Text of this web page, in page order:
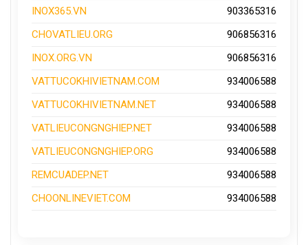
INOX365.VN
903365316
CHOVATLIEU.ORG
906856316
INOX.ORG.VN
906856316
VATTUCOKHIVIETNAM.COM
934006588
VATTUCOKHIVIETNAM.NET
934006588
VATLIEUCONGNGHIEP.NET
934006588
VATLIEUCONGNGHIEP.ORG
934006588
REMCUADEP.NET
934006588
CHOONLINEVIET.COM
934006588